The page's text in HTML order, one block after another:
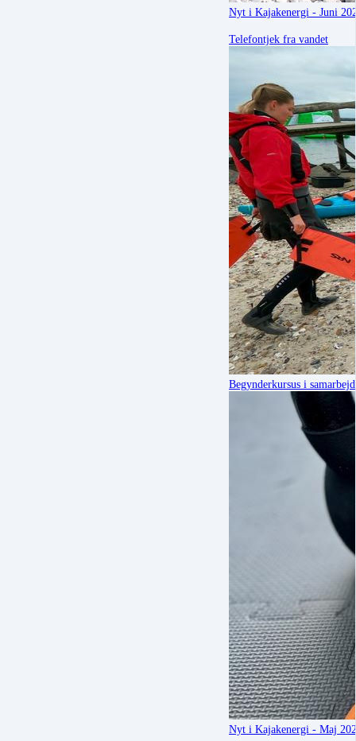
Nyt i Kajakenergi - Juni
Telefontjek fra vandet
Begynderkursus i
Nyt i Kajakenergi - Maj